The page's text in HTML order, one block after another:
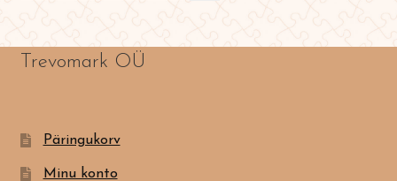
kategooria
Trevomark OÜ
Päringukorv
Minu konto